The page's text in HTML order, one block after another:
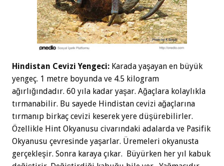
Hindistan Cevizi Yengeci: Karada yaşayan en büyük
yengeç. 1 metre boyunda ve 4.5 kilogram
ağırlığındadır. 60 yıla kadar yaşar. Ağaçlara kolaylıkla
tırmanabilir. Bu sayede Hindistan cevizi ağaçlarına
tırmanıp birkaç cevizi keserek yere düşürebilirler.
Özellikle Hint Okyanusu civarındaki adalarda ve Pasifik
Okyanusu çevresinde yaşarlar. Üremeleri okyanusta
gerçekleşir. Sonra karaya çıkar. Büyürken her yıl kabuk